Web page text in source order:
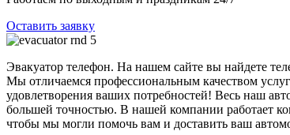
Оставить заявку
Эвакуатор телефон. На нашем сайте вы найдете
Мы отличаемся профессиональным качеством
удовлетворения ваших потребностей! Весь наш
большей точностью. В нашей компании работает
чтобы мы могли помочь вам и доставить ваш